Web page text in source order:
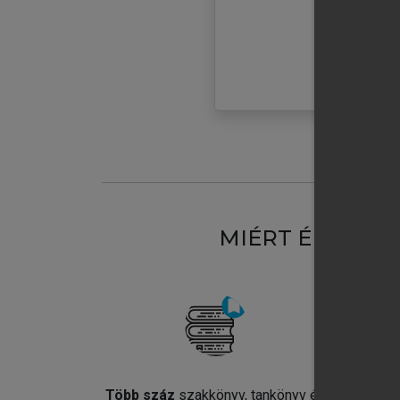
MIÉRT
Több száz szakkönyv, tankönyv és